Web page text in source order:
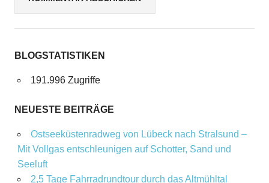
BLOGSTATISTIKEN
191.996 Zugriffe
NEUESTE BEITRÄGE
Ostseeküstenradweg von Lübeck nach Stralsund –
Mit Vollgas entschleunigen auf Schotter, Sand und
Seeluft
2,5 Tage Fahrradrundtour durch das Altmühltal